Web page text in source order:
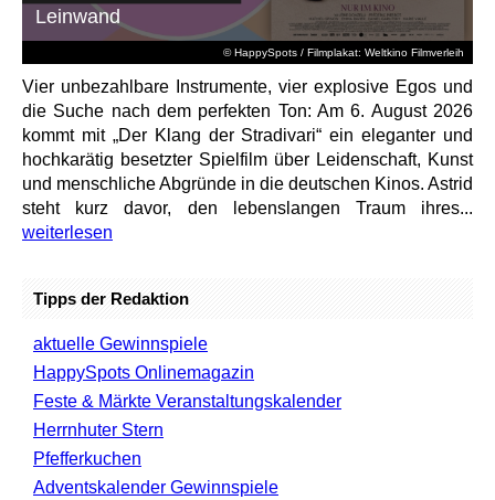
© HappySpots / Filmplakat: Weltkino Filmverleih
Leinwand
Vier unbezahlbare Instrumente, vier explosive Egos und
die Suche nach dem perfekten Ton: Am 6. August 2026
kommt mit „Der Klang der Stradivari“ ein eleganter und
hochkarätig besetzter Spielfilm über Leidenschaft, Kunst
und menschliche Abgründe in die deutschen Kinos. Astrid
steht kurz davor, den lebenslangen Traum ihres...
weiterlesen
Tipps der Redaktion
aktuelle Gewinnspiele
HappySpots Onlinemagazin
Feste & Märkte Veranstaltungskalender
Herrnhuter Stern
Pfefferkuchen
Adventskalender Gewinnspiele